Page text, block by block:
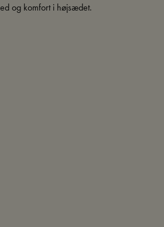
og komfort i højsædet.